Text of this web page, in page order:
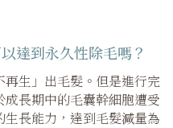
達到永久性除毛嗎？
生」出毛髮。但是進行完
長期中的毛囊幹細胞遭受
長能力，達到毛髮減量為